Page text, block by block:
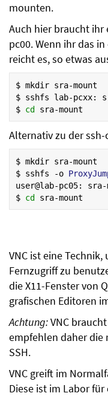
mounten.
Auch hier braucht ihr
pc00. Wenn ihr das
reicht es, so etwas
$ mkdir sra-mount
$ sshfs lab-pcxx:
$ cd
Alternativ zu der ssh-
$ mkdir sra-mount
$ sshfs -o
user@lab-pc05:
sra-
$ cd
VNC ist eine
Fernzugriff zu
die X11-Fenster von
grafischen Editoren
Achtung:VNC
empfehlen daher die
SSH.
VNC greift im
Diese ist im Labor